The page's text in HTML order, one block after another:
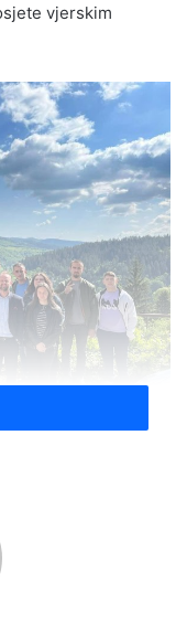
vjerskim
Gornjem Olovu,
te